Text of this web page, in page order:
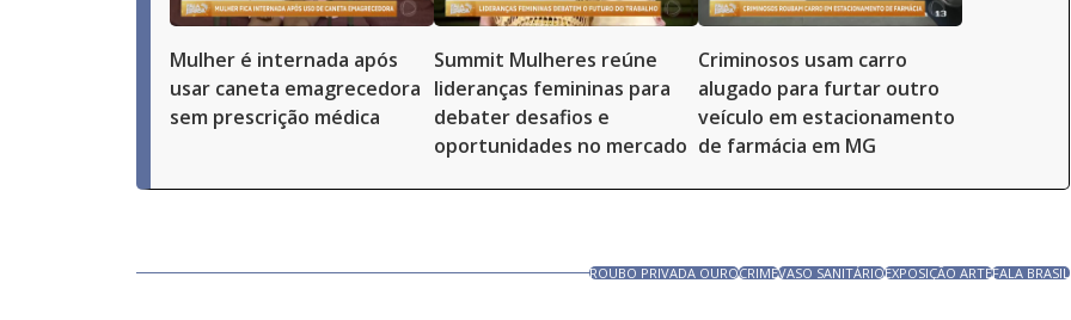
Mulher é internada após
usar caneta emagrecedora
sem prescrição médica
Summit Mulheres reúne
lideranças femininas para
debater desafios e
oportunidades no mercado
Criminosos usam carro
alugado para furtar outro
veículo em estacionamento
de farmácia em MG
ROUBO PRIVADA OUROCRIMEVASO SANITÁRIOEXPOSIÇÃO ARTEFALA BRASIL